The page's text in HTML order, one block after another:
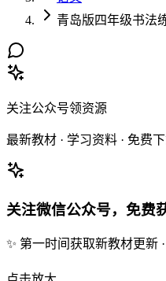
青岛版四年级书法
关注公众号领资源
最新教材 · 学习资料 · 免费
关注微信公众号，免费
✨ 第一时间获取新教材更新